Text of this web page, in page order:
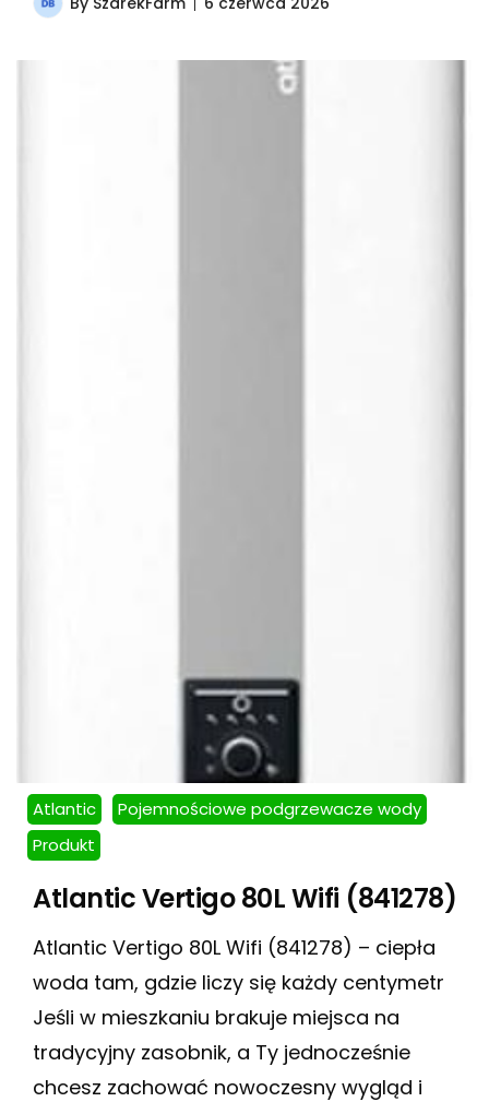
Atlantic
Pojemnościowe podgrzewacze wody
Produkt
Atlantic Vertigo 80L Wifi (841278)
Atlantic Vertigo 80L Wifi (841278) – ciepła
woda tam, gdzie liczy się każdy centymetr
Jeśli w mieszkaniu brakuje miejsca na
tradycyjny zasobnik, a Ty jednocześnie
chcesz zachować nowoczesny wygląd i